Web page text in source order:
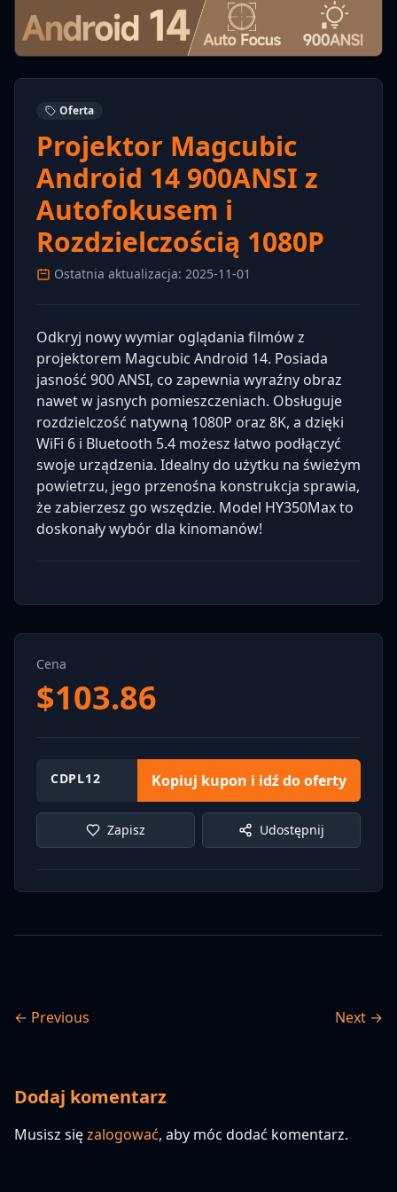
Oferta
Projektor Magcubic
Android 14 900ANSI z
Autofokusem i
Rozdzielczością 1080P
Ostatnia aktualizacja: 2025-11-01
Odkryj nowy wymiar oglądania filmów z
projektorem Magcubic Android 14. Posiada
jasność 900 ANSI, co zapewnia wyraźny obraz
nawet w jasnych pomieszczeniach. Obsługuje
rozdzielczość natywną 1080P oraz 8K, a dzięki
WiFi 6 i Bluetooth 5.4 możesz łatwo podłączyć
swoje urządzenia. Idealny do użytku na świeżym
powietrzu, jego przenośna konstrukcja sprawia,
że zabierzesz go wszędzie. Model HY350Max to
doskonały wybór dla kinomanów!
Cena
$103.86
CDPL12 Kopiuj kupon i idź do oferty
Zapisz Udostępnij
← Previous Next →
Dodaj komentarz
Musisz sięzalogować, aby móc dodać komentarz.